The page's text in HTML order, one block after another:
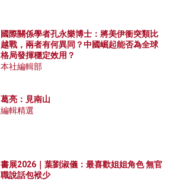
國際關係學者孔永樂博士：將美伊衝突類比
越戰，兩者有何異同？中國崛起能否為全球
格局發揮穩定效用？
本社編輯部
葛亮：見南山
編輯精選
書展2026｜葉劉淑儀：最喜歡姐姐角色 無官
職說話包袱少